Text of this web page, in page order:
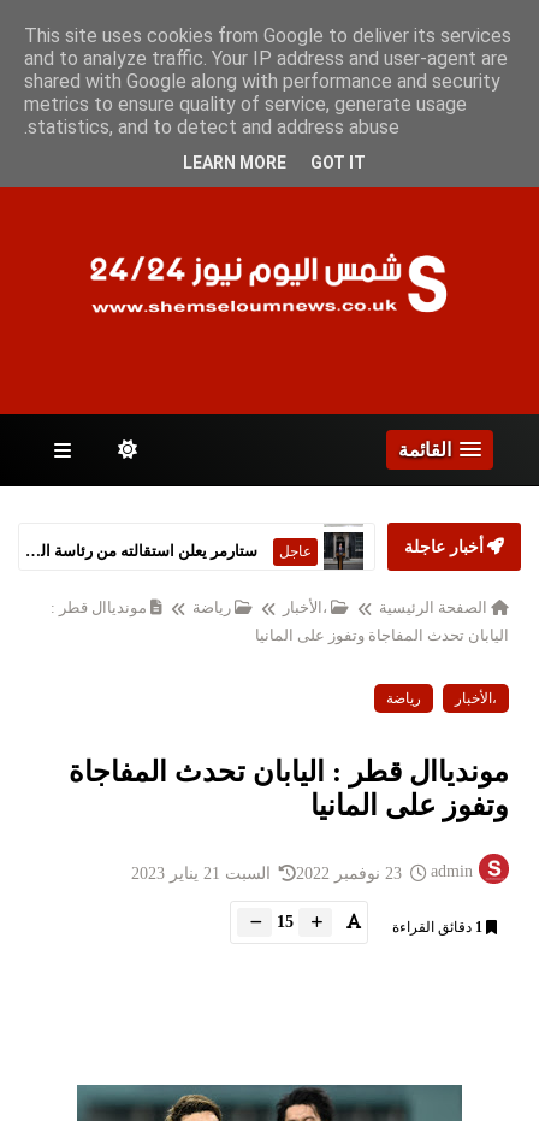
السبت 8 أغسطس 2026
الصفحات
القائمة
أخبار عاجلة عاجل
الصفحة الرئيسية ،الأخبار رياضة
موندياال قطر :
اليابان تحدث المفاجاة وتفوز على المانيا
،الأخبار رياضة
موندياال قطر : اليابان تحدث المفاجاة
وتفوز على المانيا
admin السبت 21 يناير 2023
1 دقائق القراءة 15
This site uses cookies from Google to deliver its services
and to analyze traffic. Your IP address and user-agent are
shared with Google along with performance and security
metrics to ensure quality of service, generate usage
statistics, and to detect and address abuse.
LEARN MORE GOT IT